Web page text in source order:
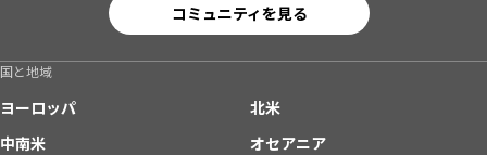
コミュニティを見る
国と地域
ヨーロッパ
北米
中南米
オセアニア